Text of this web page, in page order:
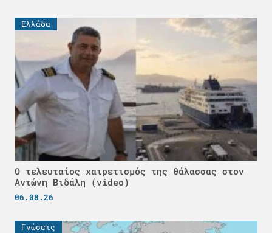
Ελλάδα
Ο τελευταίος χαιρετισμός της θάλασσας στον
Αντώνη Βιδάλη (video)
06.08.26
Γνώσεις